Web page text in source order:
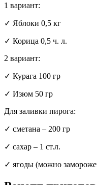
1 вариант:
✓ Яблоки 0,5 кг
✓ Корица 0,5 ч. л.
2 вариант:
✓ Курага 100 гр
✓ Изюм 50 гр
Для заливки пирога:
✓ сметана – 200 гр
✓ сахар – 1 ст.л.
✓ ягоды (можно